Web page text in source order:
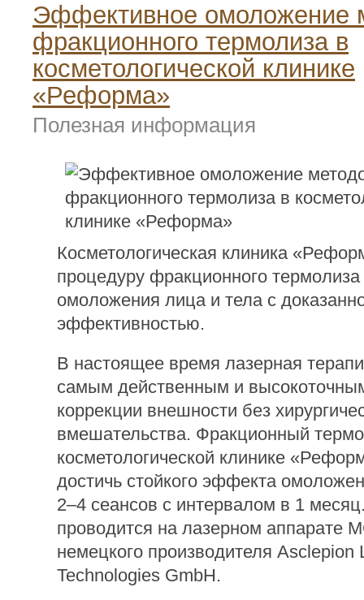
Эффективное омоложение
фракционного термолиза в
косметологической клинике
«Реформа»
Полезная информация
Косметологическая клиника
процедуру фракционного
омоложения лица и тела с
эффективностью.
В настоящее время лазерная
самым действенным и
коррекции внешности без
вмешательства. Фракционный
косметологической клинике
достичь стойкого эффекта
2–4 сеансов с интервалом в 1
проводится на лазерном аппарате
немецкого производителя Asclepion
Technologies GmbH.